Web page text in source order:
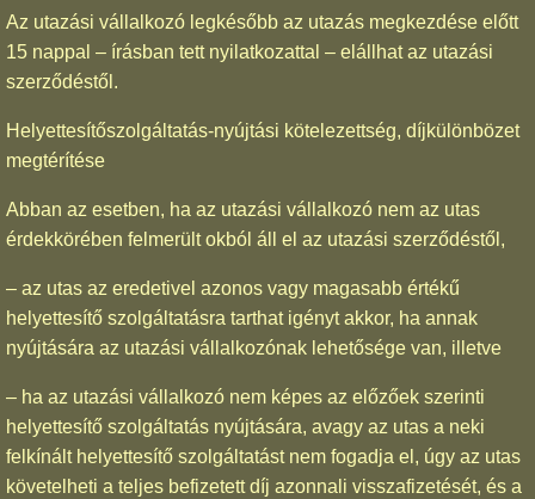
Az utazási vállalkozó legkésőbb az utazás megkezdése előtt
15 nappal – írásban tett nyilatkozattal – elállhat az utazási
szerződéstől.
Helyettesítőszolgáltatás-nyújtási kötelezettség, díjkülönbözet
megtérítése
Abban az esetben, ha az utazási vállalkozó nem az utas
érdekkörében felmerült okból áll el az utazási szerződéstől,
– az utas az eredetivel azonos vagy magasabb értékű
helyettesítő szolgáltatásra tarthat igényt akkor, ha annak
nyújtására az utazási vállalkozónak lehetősége van, illetve
– ha az utazási vállalkozó nem képes az előzőek szerinti
helyettesítő szolgáltatás nyújtására, avagy az utas a neki
felkínált helyettesítő szolgáltatást nem fogadja el, úgy az utas
követelheti a teljes befizetett díj azonnali visszafizetését, és a